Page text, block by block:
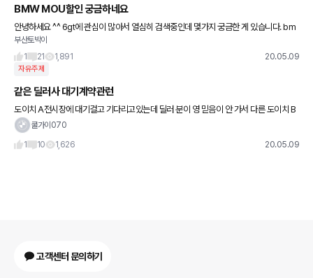
BMW MOU할인 궁금하네요
안녕하세요 ^^ 6gt에 관심이 많아서 열심히 검색중인데 몇가지 궁금한 게 있습니다. bm
w mou할인이 있다고 알고 있는데 해당하는 회사 리스트가 궁금하구요. 그게 딜러사 마
다 차이가 있
부산토박이
1
21 1,891 20.05.09
자유주제
같은 딜러사 대기계약관런
도이치 A전시장에 대기걸고 기다리고있는데 딜러 분이 영 믿음이 안 가서 다른 도이치 B
전시장에도 걸고싶어졌습니다 동일 딜러사 이기때문에 제 이름으로 못 거는 것 까진 알고
쿨가이070
1
10 1,626 20.05.09
고객센터 문의하기